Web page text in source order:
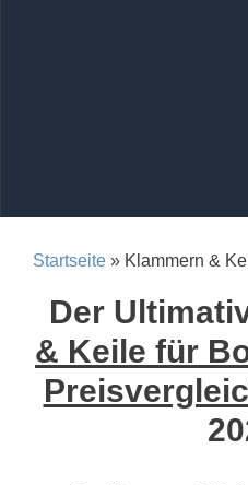
Startseite » Klammern &
Der
& Keile für